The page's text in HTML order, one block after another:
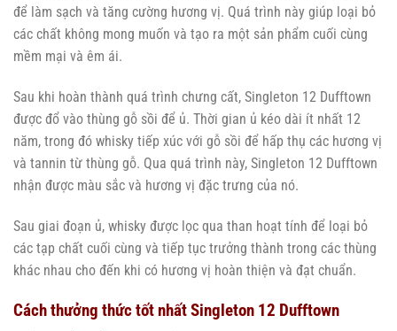
để làm sạch và tăng cường hương vị. Quá trình này giúp loại bỏ
các chất không mong muốn và tạo ra một sản phẩm cuối cùng
mềm mại và êm ái.
Sau khi hoàn thành quá trình chưng cất, Singleton 12 Dufftown
được đổ vào thùng gỗ sồi để ủ. Thời gian ủ kéo dài ít nhất 12
năm, trong đó whisky tiếp xúc với gỗ sồi để hấp thụ các hương vị
và tannin từ thùng gỗ. Qua quá trình này, Singleton 12 Dufftown
nhận được màu sắc và hương vị đặc trưng của nó.
Sau giai đoạn ủ, whisky được lọc qua than hoạt tính để loại bỏ
các tạp chất cuối cùng và tiếp tục trưởng thành trong các thùng
khác nhau cho đến khi có hương vị hoàn thiện và đạt chuẩn.
Cách thưởng thức tốt nhất Singleton 12 Dufftown